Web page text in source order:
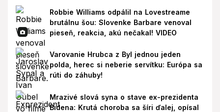
Robbie Williams odpálil na Lovestreame
brutálnu šou: Slovenke Barbare venoval
pieseň, reakcia, akú nečakal! VIDEO
Varovanie Hrubca z Byl jednou jeden
polda, herec si neberie servítku: Európa sa
rúti do záhuby!
Mrazivé slová syna o stave ex-prezidenta
Bidena: Krutá choroba sa šíri ďalej, opísal